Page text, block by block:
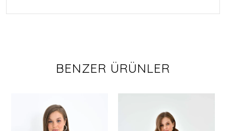
BENZER ÜRÜNLER